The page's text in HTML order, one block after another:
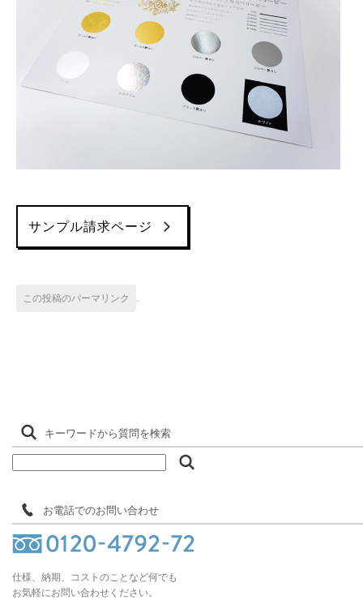
サンプル請求ページ
この投稿のパーマリンク .
キーワードから質問を検索
お電話でのお問い合わせ
仕様、納期、コストのことなど何でも
お気軽にお問い合わせください。